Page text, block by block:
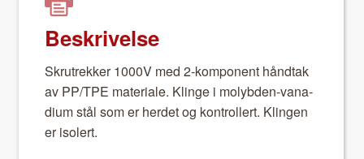
Beskrivelse
Skrutrekker 1000V med 2-kom­po­nent hånd­tak
av PP/TPE mate­ri­ale. Klinge i molyb­den-vana­
di­um stål som er herdet og kon­trollert. Klin­gen
er isol­ert.